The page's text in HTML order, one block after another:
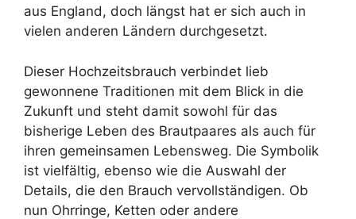
aus England, doch längst hat er sich auch in
vielen anderen Ländern durchgesetzt.
Dieser Hochzeitsbrauch verbindet lieb
gewonnene Traditionen mit dem Blick in die
Zukunft und steht damit sowohl für das
bisherige Leben des Brautpaares als auch für
ihren gemeinsamen Lebensweg. Die Symbolik
ist vielfältig, ebenso wie die Auswahl der
Details, die den Brauch vervollständigen. Ob
nun Ohrringe, Ketten oder andere